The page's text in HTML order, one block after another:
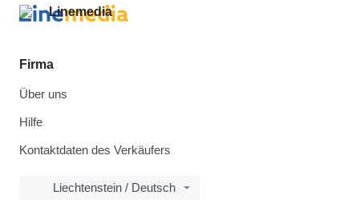
Firma
Über uns
Hilfe
Kontaktdaten des Verkäufers
Liechtenstein / Deutsch